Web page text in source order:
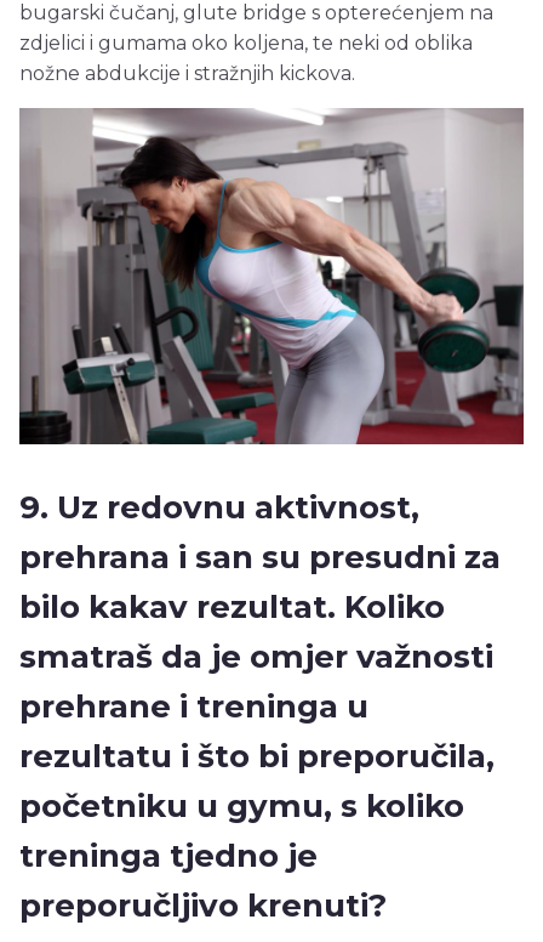
bugarski čučanj, glute bridge s opterećenjem na
zdjelici i gumama oko koljena, te neki od oblika
nožne abdukcije i stražnjih kickova.
9. Uz redovnu aktivnost,
prehrana i san su presudni za
bilo kakav rezultat. Koliko
smatraš da je omjer važnosti
prehrane i treninga u
rezultatu i što bi preporučila,
početniku u gymu, s koliko
treninga tjedno je
preporučljivo krenuti?